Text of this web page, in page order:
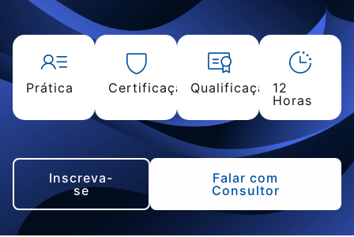
Prática CertificaçãoQualificação12
Horas
Inscreva-
se
Falar com
Consultor